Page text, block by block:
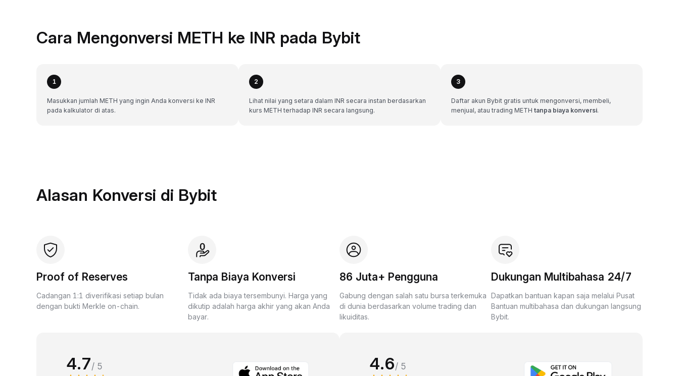
Cara Mengonversi METH ke INR pada Bybit
1
Masukkan jumlah METH yang ingin Anda konversi ke INR
pada kalkulator di atas.
2
Lihat nilai yang setara dalam INR secara instan berdasarkan
kurs METH terhadap INR secara langsung.
3
Daftar akun Bybit gratis untuk mengonversi, membeli,
menjual, atau trading METH tanpa biaya konversi.
Alasan Konversi di Bybit
Proof of Reserves
Cadangan 1:1 diverifikasi setiap bulan
dengan bukti Merkle on-chain.
Tanpa Biaya Konversi
Tidak ada biaya tersembunyi. Harga yang
dikutip adalah harga akhir yang akan Anda
bayar.
86 Juta+ Pengguna
Gabung dengan salah satu bursa terkemuka
di dunia berdasarkan volume trading dan
likuiditas.
Dukungan Multibahasa 24/7
Dapatkan bantuan kapan saja melalui Pusat
Bantuan multibahasa dan dukungan langsung
Bybit.
4.7/ 5 4.6/ 5